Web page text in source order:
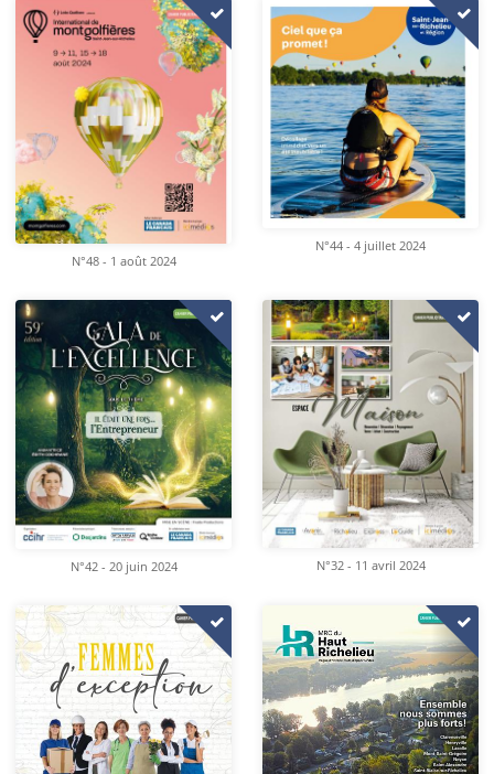
N°48 - 1 août 2024
N°44 - 4 juillet 2024
N°42 - 20 juin 2024 N°32 - 11 avril 2024